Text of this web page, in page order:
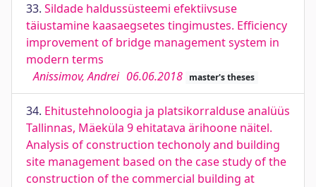
33. Sildade haldussüsteemi efektiivsuse
täiustamine kaasaegsetes tingimustes. Efficiency
improvement of bridge management system in
modern terms
Anissimov, Andrei 06.06.2018 master's theses
34. Ehitustehnoloogia ja platsikorralduse analüüs
Tallinnas, Mäeküla 9 ehitatava ärihoone näitel.
Analysis of construction techonoly and building
site management based on the case study of the
construction of the commercial building at